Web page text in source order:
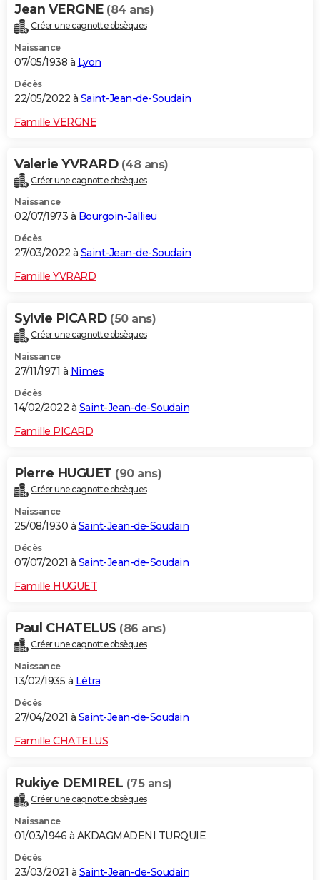
Jean VERGNE (84 ans)
Créer une cagnotte obsèques
Naissance
07/05/1938 à Lyon
Décès
22/05/2022 à Saint-Jean-de-Soudain
Famille VERGNE
Valerie YVRARD (48 ans)
Créer une cagnotte obsèques
Naissance
02/07/1973 à Bourgoin-Jallieu
Décès
27/03/2022 à Saint-Jean-de-Soudain
Famille YVRARD
Sylvie PICARD (50 ans)
Créer une cagnotte obsèques
Naissance
27/11/1971 à Nîmes
Décès
14/02/2022 à Saint-Jean-de-Soudain
Famille PICARD
Pierre HUGUET (90 ans)
Créer une cagnotte obsèques
Naissance
25/08/1930 à Saint-Jean-de-Soudain
Décès
07/07/2021 à Saint-Jean-de-Soudain
Famille HUGUET
Paul CHATELUS (86 ans)
Créer une cagnotte obsèques
Naissance
13/02/1935 à Létra
Décès
27/04/2021 à Saint-Jean-de-Soudain
Famille CHATELUS
Rukiye DEMIREL (75 ans)
Créer une cagnotte obsèques
Naissance
01/03/1946 à AKDAGMADENI TURQUIE
Décès
23/03/2021 à Saint-Jean-de-Soudain